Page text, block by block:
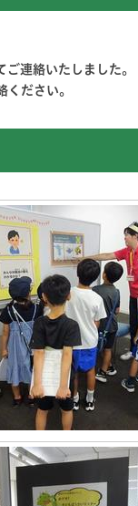
連絡いたしました。
ださい。